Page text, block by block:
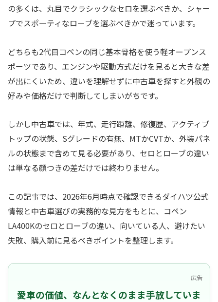
の多くは、丸目でクラシックなセロを選ぶべきか、シャー
プでスポーティなローブを選ぶべきかで迷っています。
どちらも2代目コペンの同じ基本骨格を使う軽オープンス
ポーツであり、エンジンや駆動方式だけを見ると大きな差
が出にくいため、違いを理解せずに中古車を探すと外観の
好みや価格だけで判断してしまいがちです。
しかし中古車では、年式、走行距離、修復歴、アクティブ
トップの状態、Sグレードの有無、MTかCVTか、外装パネ
ルの状態まで含めて見る必要があり、セロとローブの違い
は単なる顔つきの差だけでは終わりません。
この記事では、2026年6月時点で確認できるダイハツ公式
情報と中古車選びの実務的な見方をもとに、コペン
LA400Kのセロとローブの違い、向いている人、避けたい
失敗、購入前に見るべきポイントを整理します。
広告
愛車の価値、なんとなくのまま手放していま